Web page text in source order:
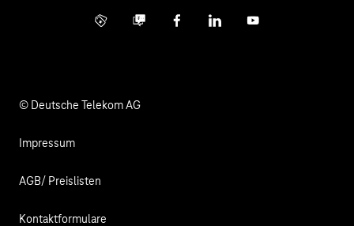
Info ServiceBusiness Community
FacebookLinkedInYouTube
© Deutsche Telekom AG
Impressum
AGB/ Preislisten
Kontaktformulare